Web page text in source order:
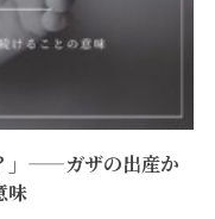
」——ガザの出産か
味